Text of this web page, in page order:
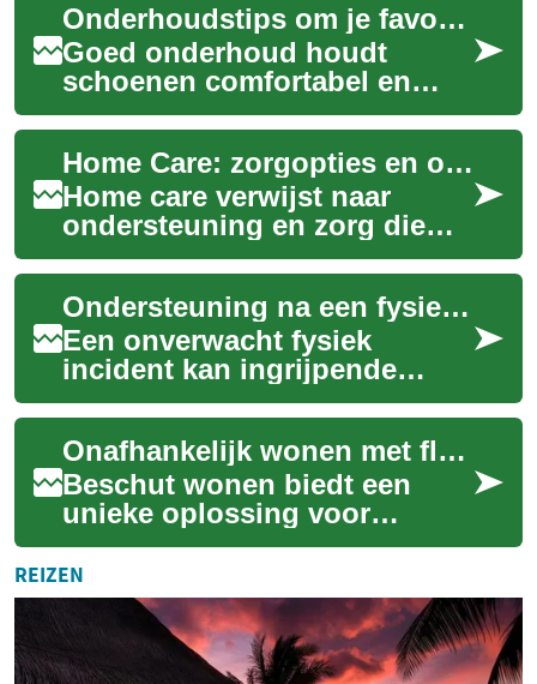
Onderhoudstips om je favoriete paar als nieuw te houden
Goed onderhoud houdt
schoenen comfortabel en
verlengt hun levensduur. Met
aandacht voor materialen,
pasvorm en eenvou...
Home Care: zorgopties en ondersteuning voor ouderen
Home care verwijst naar
ondersteuning en zorg die
mensen thuis ontvangen om
zelfstandig te blijven wonen,
dagelijks f...
Ondersteuning na een fysiek incident
Een onverwacht fysiek
incident kan ingrijpende
gevolgen hebben, zowel
persoonlijk als financieel. In
dergelijke situa...
Onafhankelijk wonen met flexibele zorg
Beschut wonen biedt een
unieke oplossing voor
senioren en ouderen die
zelfstandig willen blijven
leven, maar wel de z...
REIZEN